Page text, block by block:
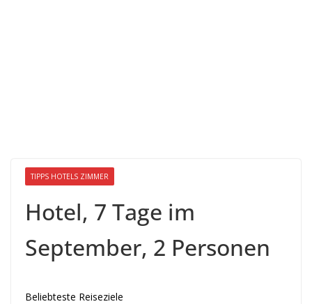
TIPPS HOTELS ZIMMER
Hotel, 7 Tage im
September, 2 Personen
Beliebteste Reiseziele